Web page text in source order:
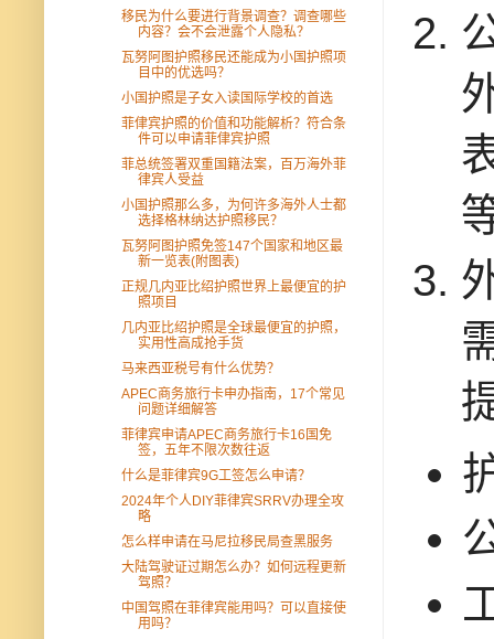
移民为什么要进行背景调查？调查哪些
内容？会不会泄露个人隐私？
瓦努阿图护照移民还能成为小国护照项
目中的优选吗？
小国护照是子女入读国际学校的首选
菲侓宾护照的价值和功能解析？符合条
件可以申请菲侓宾护照
菲总统签署双重国籍法案，百万海外菲
律宾人受益
小国护照那么多，为何许多海外人士都
选择格林纳达护照移民？
瓦努阿图护照免签147个国家和地区最
新一览表(附图表)
正规几内亚比绍护照世界上最便宜的护
照项目
几内亚比绍护照是全球最便宜的护照，
实用性高成抢手货
马来西亚税号有什么优势？
APEC商务旅行卡申办指南，17个常见
问题详细解答
菲律宾申请APEC商务旅行卡16国免
签，五年不限次数往返
什么是菲律宾9G工签怎么申请？
2024年个人DIY菲律宾SRRV办理全攻
略
怎么样申请在马尼拉移民局查黑服务
大陆驾驶证过期怎么办？如何远程更新
驾照？
中国驾照在菲律宾能用吗？可以直接使
用吗？